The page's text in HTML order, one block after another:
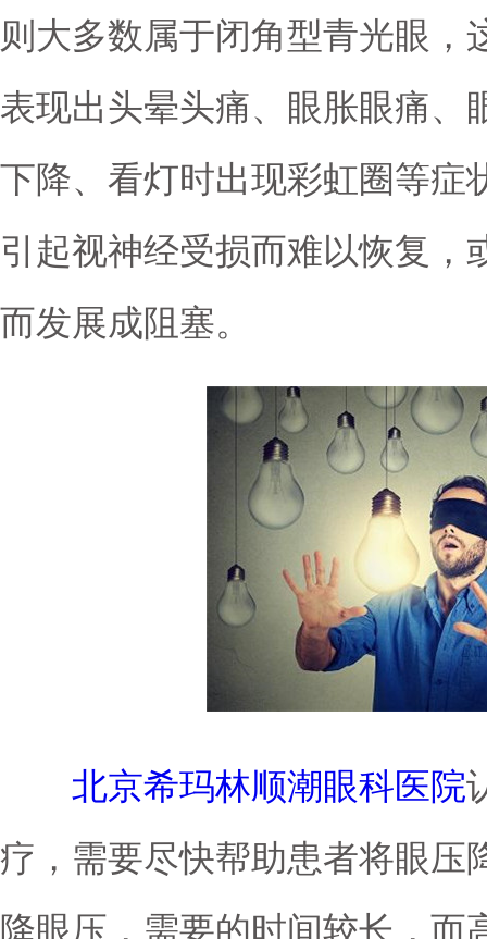
则大多数属于闭角型青光眼，
表现出头晕头痛、眼胀眼痛、
下降、看灯时出现彩虹圈等症
引起视神经受损而难以恢复，
而发展成阻塞。
北京希玛林顺潮眼科医院
疗，需要尽快帮助患者将眼压
降眼压，需要的时间较长，而